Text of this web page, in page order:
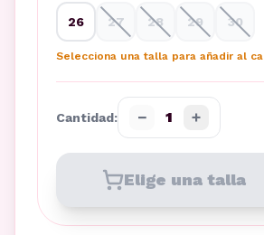
26 27 28 29 30
Selecciona una talla para añadir al
Cantidad: − 1 +
Elige una talla